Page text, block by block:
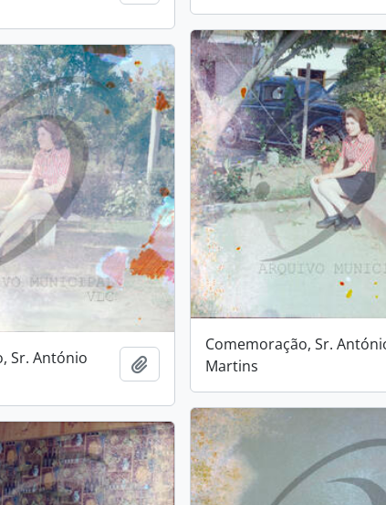
Comemoração, Sr.
Martins
Sr. António
Add to clipboard